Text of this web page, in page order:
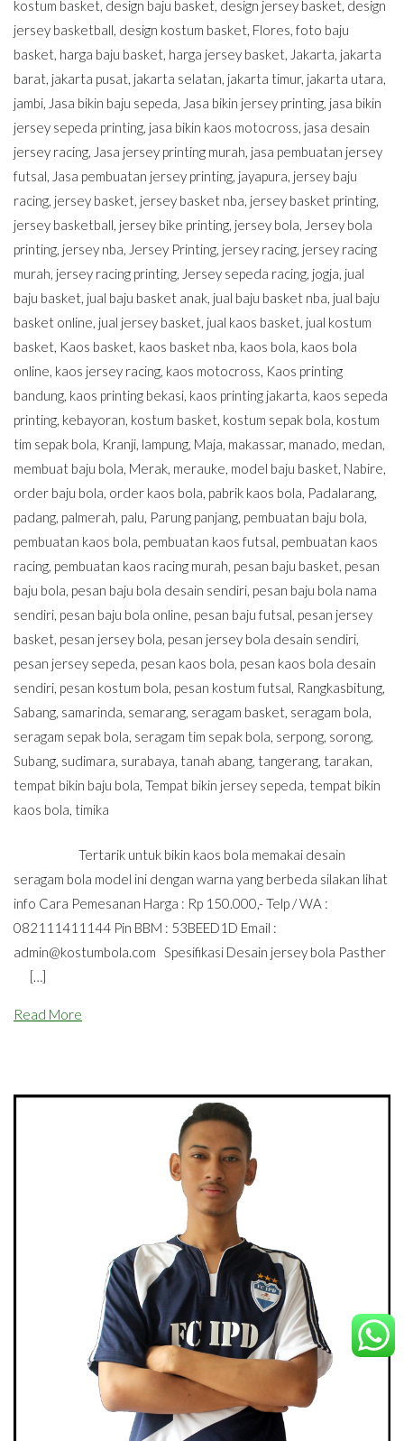
kostum basket, design baju basket, design jersey basket, design
jersey basketball, design kostum basket, Flores, foto baju
basket, harga baju basket, harga jersey basket, Jakarta, jakarta
barat, jakarta pusat, jakarta selatan, jakarta timur, jakarta utara,
jambi, Jasa bikin baju sepeda, Jasa bikin jersey printing, jasa bikin
jersey sepeda printing, jasa bikin kaos motocross, jasa desain
jersey racing, Jasa jersey printing murah, jasa pembuatan jersey
futsal, Jasa pembuatan jersey printing, jayapura, jersey baju
racing, jersey basket, jersey basket nba, jersey basket printing,
jersey basketball, jersey bike printing, jersey bola, Jersey bola
printing, jersey nba, Jersey Printing, jersey racing, jersey racing
murah, jersey racing printing, Jersey sepeda racing, jogja, jual
baju basket, jual baju basket anak, jual baju basket nba, jual baju
basket online, jual jersey basket, jual kaos basket, jual kostum
basket, Kaos basket, kaos basket nba, kaos bola, kaos bola
online, kaos jersey racing, kaos motocross, Kaos printing
bandung, kaos printing bekasi, kaos printing jakarta, kaos sepeda
printing, kebayoran, kostum basket, kostum sepak bola, kostum
tim sepak bola, Kranji, lampung, Maja, makassar, manado, medan,
membuat baju bola, Merak, merauke, model baju basket, Nabire,
order baju bola, order kaos bola, pabrik kaos bola, Padalarang,
padang, palmerah, palu, Parung panjang, pembuatan baju bola,
pembuatan kaos bola, pembuatan kaos futsal, pembuatan kaos
racing, pembuatan kaos racing murah, pesan baju basket, pesan
baju bola, pesan baju bola desain sendiri, pesan baju bola nama
sendiri, pesan baju bola online, pesan baju futsal, pesan jersey
basket, pesan jersey bola, pesan jersey bola desain sendiri,
pesan jersey sepeda, pesan kaos bola, pesan kaos bola desain
sendiri, pesan kostum bola, pesan kostum futsal, Rangkasbitung,
Sabang, samarinda, semarang, seragam basket, seragam bola,
seragam sepak bola, seragam tim sepak bola, serpong, sorong,
Subang, sudimara, surabaya, tanah abang, tangerang, tarakan,
tempat bikin baju bola, Tempat bikin jersey sepeda, tempat bikin
kaos bola, timika
Tertarik untuk bikin kaos bola memakai desain
seragam bola model ini dengan warna yang berbeda silakan lihat
info Cara Pemesanan Harga : Rp 150.000,- Telp / WA :
082111411144 Pin BBM : 53BEED1D Email :
admin@kostumbola.com Spesifikasi Desain jersey bola Pasther
[…]
Read More